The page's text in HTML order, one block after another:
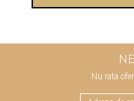
Nu rata